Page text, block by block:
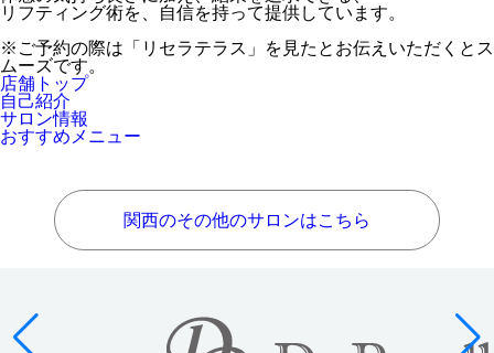
リフティング術を、自信を持って提供しています。
※ご予約の際は「リセラテラス」を見たとお伝えいただくとス
ムーズです。
店舗トップ
自己紹介
サロン情報
おすすめメニュー
関西のその他のサロンはこちら